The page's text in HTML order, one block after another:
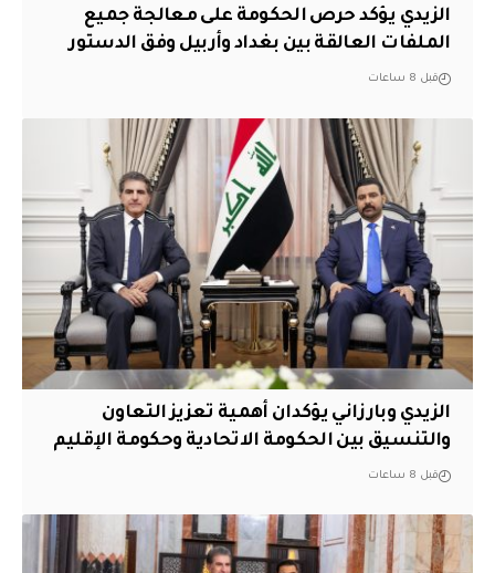
الزيدي يؤكد حرص الحكومة على معالجة جميع
الملفات العالقة بين بغداد وأربيل وفق الدستور
قبل 8 ساعات
الزيدي وبارزاني يؤكدان أهمية تعزيز التعاون
والتنسيق بين الحكومة الاتحادية وحكومة الإقليم
قبل 8 ساعات